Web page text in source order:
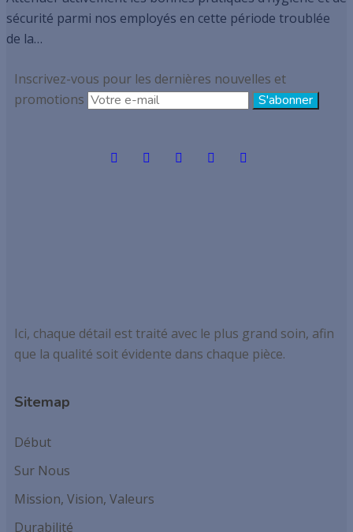
sécurité parmi nos employés en cette période troublée
de la…
Inscrivez-vous pour les dernières nouvelles et
promotions
Ici, chaque détail est traité avec le plus grand soin, afin
que la qualité soit évidente dans chaque pièce.
Sitemap
Début
Sur Nous
Mission, Vision, Valeurs
Durabilité